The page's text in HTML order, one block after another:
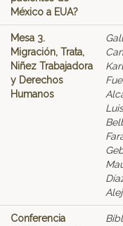
México a EUA?
Mesa 3.
Migración, Trata,
Niñez Trabajadora
y Derechos
Humanos
Conferencia